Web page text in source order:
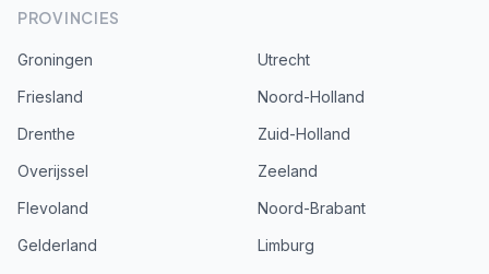
PROVINCIES
Groningen
Friesland
Drenthe
Overijssel
Flevoland
Gelderland
Utrecht
Noord-Holland
Zuid-Holland
Zeeland
Noord-Brabant
Limburg